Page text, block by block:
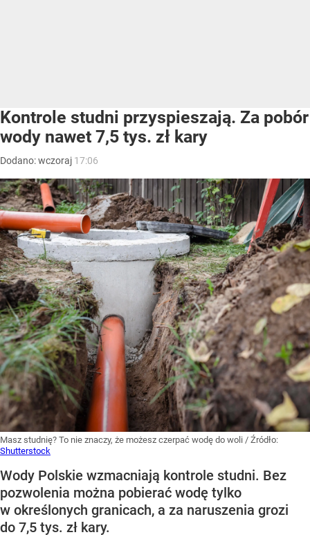
Kontrole studni przyspieszają. Za pobór
wody nawet 7,5 tys. zł kary
Dodano:wczoraj 17:06
Masz studnię? To nie znaczy, że możesz czerpać wodę do woli / Źródło:
Shutterstock
Wody Polskie wzmacniają kontrole studni. Bez
pozwolenia można pobierać wodę tylko
w określonych granicach, a za naruszenia grozi
do 7,5 tys. zł kary.